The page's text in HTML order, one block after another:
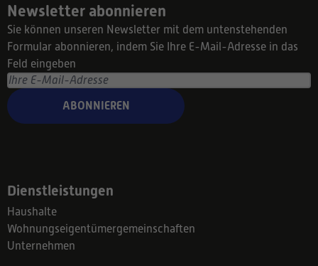
Newsletter abonnieren
Sie können unseren Newsletter mit dem untenstehenden
Formular abonnieren, indem Sie Ihre E-Mail-Adresse in das
Feld eingeben
ABONNIEREN
Dienstleistungen
Haushalte
Wohnungseigentümergemeinschaften
Unternehmen